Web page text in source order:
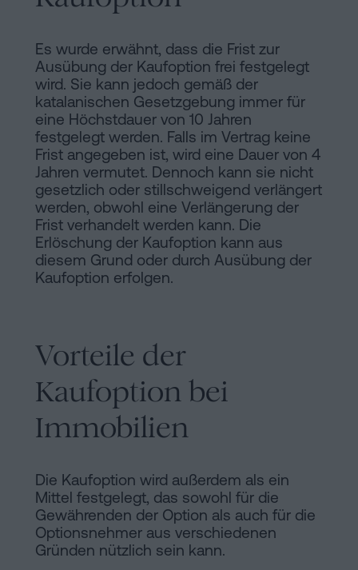
Es wurde erwähnt, dass die Frist zur
Ausübung der Kaufoption frei festgelegt
wird. Sie kann jedoch gemäß der
katalanischen Gesetzgebung immer für
eine Höchstdauer von 10 Jahren
festgelegt werden. Falls im Vertrag keine
Frist angegeben ist, wird eine Dauer von 4
Jahren vermutet. Dennoch kann sie nicht
gesetzlich oder stillschweigend verlängert
werden, obwohl eine Verlängerung der
Frist verhandelt werden kann. Die
Erlöschung der Kaufoption kann aus
diesem Grund oder durch Ausübung der
Kaufoption erfolgen.
Vorteile der
Kaufoption bei
Immobilien
Die Kaufoption wird außerdem als ein
Mittel festgelegt, das sowohl für die
Gewährenden der Option als auch für die
Optionsnehmer aus verschiedenen
Gründen nützlich sein kann.